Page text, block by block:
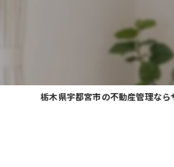
栃木県宇都宮市の不動産管理な